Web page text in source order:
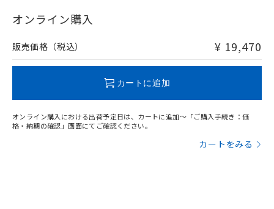
在庫等で未対応品が混在する可能性があります。
問い合わせください。
オンライン購入
販売価格（税込） ¥ 19,470
カートに追加
オンライン購入における出荷予定日は、カートに追加～「ご購入手続き：価
格・納期の確認」画面にてご確認ください。
カートをみる